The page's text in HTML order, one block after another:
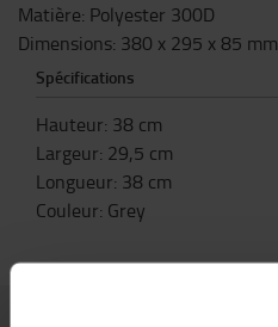
Matière: Polyester 300D
Dimensions: 380 x 295 x 85 mm
Spécifications
Hauteur: 38 cm
Largeur: 29,5 cm
Longueur: 38 cm
Couleur: Grey